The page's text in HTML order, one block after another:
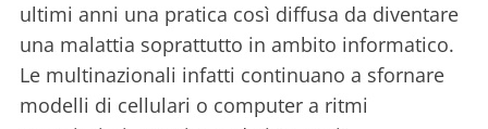
ultimi anni una pratica così diffusa da diventare
una malattia soprattutto in ambito informatico.
Le multinazionali infatti continuano a sfornare
modelli di cellulari o computer a ritmi